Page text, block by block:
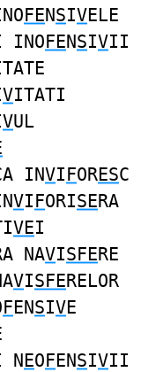
FENSIVELE
INOFENSIVII
VITATI
VUL
INVIFORESC
VIFORISERA
VEI
NAVISFERE
VISFERELOR
FENSIVE
NEOFENSIVII